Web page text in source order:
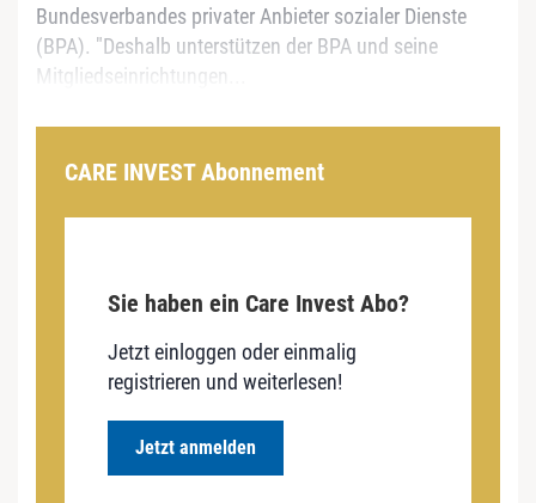
Bundesverbandes privater Anbieter sozialer Dienste
(BPA). "Deshalb unterstützen der BPA und seine
Mitgliedseinrichtungen...
CARE INVEST Abonnement
Sie haben ein Care Invest Abo?
Jetzt einloggen oder einmalig
registrieren und weiterlesen!
Jetzt anmelden